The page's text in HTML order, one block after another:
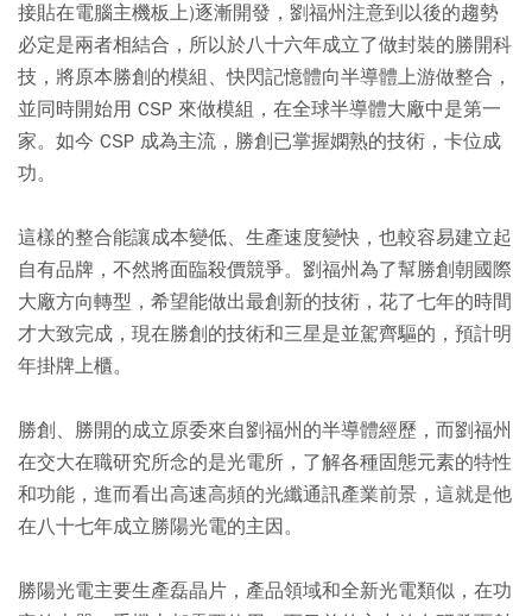
接貼在電腦主機板上)逐漸開發，劉福州注意到以後的趨勢
必定是兩者相結合，所以於八十六年成立了做封裝的勝開科
技，將原本勝創的模組、快閃記憶體向半導體上游做整合，
並同時開始用 CSP 來做模組，在全球半導體大廠中是第一
家。如今 CSP 成為主流，勝創已掌握嫻熟的技術，卡位成
功。
這樣的整合能讓成本變低、生產速度變快，也較容易建立起
自有品牌，不然將面臨殺價競爭。劉福州為了幫勝創朝國際
大廠方向轉型，希望能做出最創新的技術，花了七年的時間
才大致完成，現在勝創的技術和三星是並駕齊驅的，預計明
年掛牌上櫃。
勝創、勝開的成立原委來自劉福州的半導體經歷，而劉福州
在交大在職研究所念的是光電所，了解各種固態元素的特性
和功能，進而看出高速高頻的光纖通訊產業前景，這就是他
在八十七年成立勝陽光電的主因。
勝陽光電主要生產磊晶片，產品領域和全新光電類似，在功